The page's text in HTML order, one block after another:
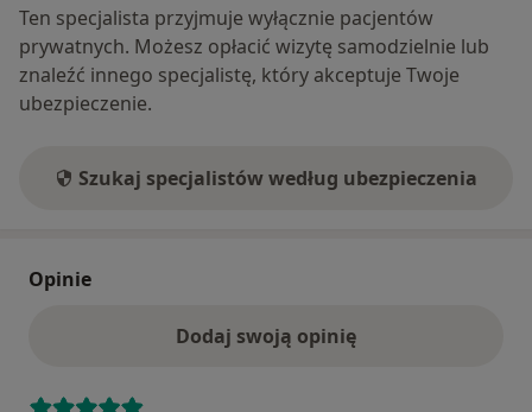
Ten specjalista przyjmuje wyłącznie pacjentów
prywatnych. Możesz opłacić wizytę samodzielnie lub
znaleźć innego specjalistę, który akceptuje Twoje
ubezpieczenie.
Szukaj specjalistów według ubezpieczenia
Opinie
Dodaj swoją opinię